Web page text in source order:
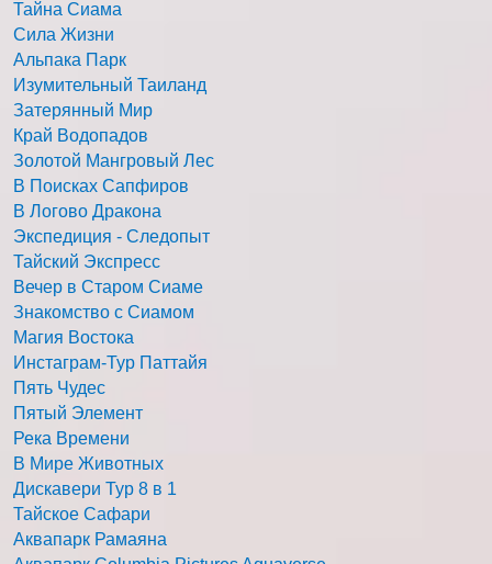
Тайна Сиама
Сила Жизни
Альпака Парк
Изумительный Таиланд
Затерянный Мир
Край Водопадов
Золотой Мангровый Лес
В Поисках Сапфиров
В Логово Дракона
Экспедиция - Следопыт
Тайский Экспресс
Вечер в Старом Сиаме
Знакомство с Сиамом
Магия Востока
Инстаграм-Тур Паттайя
Пять Чудес
Пятый Элемент
Река Времени
В Мире Животных
Дискавери Тур 8 в 1
Тайское Сафари
Аквапарк Рамаяна